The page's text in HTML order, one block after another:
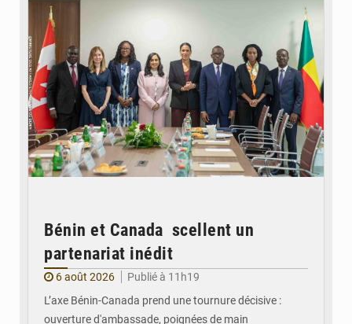
Bénin et Canada scellent un
partenariat inédit
6 août 2026
Publié à 11h19
L’axe Bénin-Canada prend une tournure décisive :
ouverture d'ambassade, poignées de main